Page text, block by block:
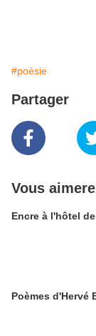
#poésie
Partager
Vous
Encre à l'hôtel
Poèmes d'Hervé